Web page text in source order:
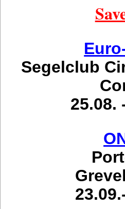
Segelclub
25.08.